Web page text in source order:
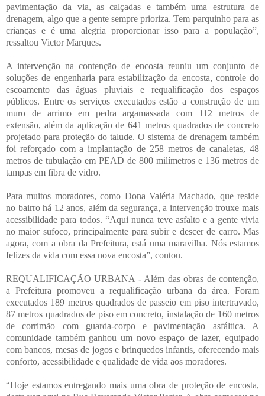
pavimentação da via, as calçadas e também uma estrutura de
drenagem, algo que a gente sempre prioriza. Tem parquinho para as
crianças e é uma alegria proporcionar isso para a população”,
ressaltou Victor Marques.
A intervenção na contenção de encosta reuniu um conjunto de
soluções de engenharia para estabilização da encosta, controle do
escoamento das águas pluviais e requalificação dos espaços
públicos. Entre os serviços executados estão a construção de um
muro de arrimo em pedra argamassada com 112 metros de
extensão, além da aplicação de 641 metros quadrados de concreto
projetado para proteção do talude. O sistema de drenagem também
foi reforçado com a implantação de 258 metros de canaletas, 48
metros de tubulação em PEAD de 800 milímetros e 136 metros de
tampas em fibra de vidro.
Para muitos moradores, como Dona Valéria Machado, que reside
no bairro há 12 anos, além da segurança, a intervenção trouxe mais
acessibilidade para todos. “Aqui nunca teve asfalto e a gente vivia
no maior sufoco, principalmente para subir e descer de carro. Mas
agora, com a obra da Prefeitura, está uma maravilha. Nós estamos
felizes da vida com essa nova encosta”, contou.
REQUALIFICAÇÃO URBANA - Além das obras de contenção,
a Prefeitura promoveu a requalificação urbana da área. Foram
executados 189 metros quadrados de passeio em piso intertravado,
87 metros quadrados de piso em concreto, instalação de 160 metros
de corrimão com guarda-corpo e pavimentação asfáltica. A
comunidade também ganhou um novo espaço de lazer, equipado
com bancos, mesas de jogos e brinquedos infantis, oferecendo mais
conforto, acessibilidade e qualidade de vida aos moradores.
“Hoje estamos entregando mais uma obra de proteção de encosta,